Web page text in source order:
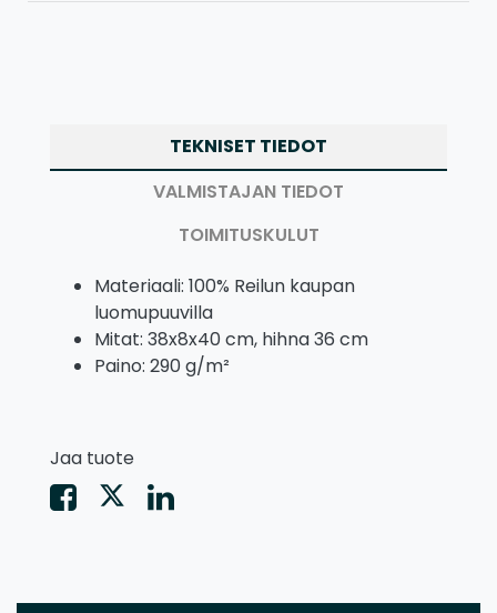
TEKNISET TIEDOT
VALMISTAJAN TIEDOT
TOIMITUSKULUT
Materiaali: 100% Reilun kaupan
luomupuuvilla
Mitat: 38x8x40 cm, hihna 36 cm
Paino: 290 g/m²
Jaa tuote